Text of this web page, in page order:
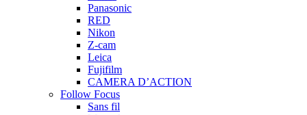
Panasonic
RED
Nikon
Z-cam
Leica
Fujifilm
CAMERA D’ACTION
Follow Focus
Sans fil